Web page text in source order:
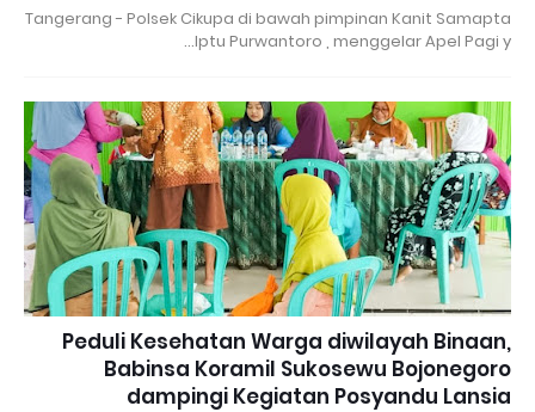
Tangerang - Polsek Cikupa di bawah pimpinan Kanit Samapta
Iptu Purwantoro , menggelar Apel Pagi y…
Peduli Kesehatan Warga diwilayah Binaan,
Babinsa Koramil Sukosewu Bojonegoro
dampingi Kegiatan Posyandu Lansia